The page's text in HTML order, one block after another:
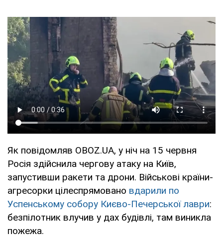
Як повідомляв OBOZ.UA, у ніч на 15 червня
Росія здійснила чергову атаку на Київ,
запустивши ракети та дрони. Військові країни-
агресорки цілеспрямовано вдарили по
Успенському собору Києво-Печерської лаври:
безпілотник влучив у дах будівлі, там виникла
пожежа.